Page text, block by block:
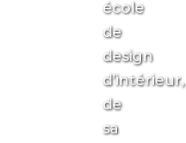
école
de
design
d’intérieur,
de
sa